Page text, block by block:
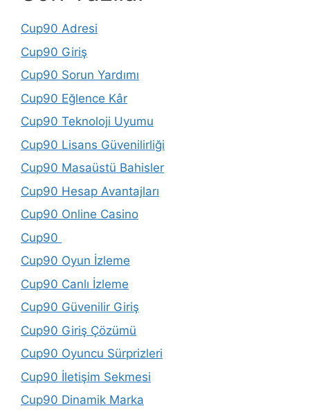
Cup90 Adresi
Cup90 Giriş
Cup90 Sorun Yardımı
Cup90 Eğlence Kâr
Cup90 Teknoloji Uyumu
Cup90 Lisans Güvenilirliği
Cup90 Masaüstü Bahisler
Cup90 Hesap Avantajları
Cup90 Online Casino
Cup90
Cup90 Oyun İzleme
Cup90 Canlı İzleme
Cup90 Güvenilir Giriş
Cup90 Giriş Çözümü
Cup90 Oyuncu Sürprizleri
Cup90 İletişim Sekmesi
Cup90 Dinamik Marka